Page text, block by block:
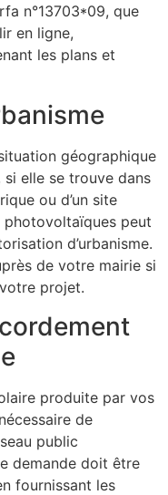
n°13703*09, que
en ligne,
les plans et
géographique
elle se trouve dans
ou d’un site
photovoltaïques peut
d’urbanisme.
de votre mairie si
projet.
produite par vos
de
public
demande doit être
fournissant les